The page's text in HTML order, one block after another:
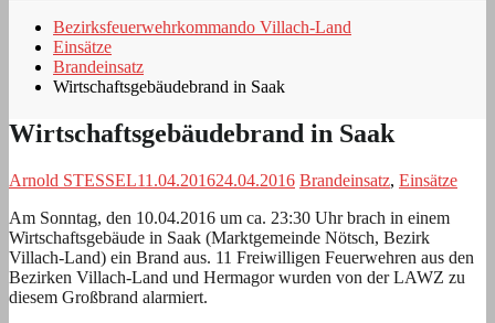
Bezirksfeuerwehrkommando Villach-Land
Einsätze
Brandeinsatz
Wirtschaftsgebäudebrand in Saak
Wirtschaftsgebäudebrand in Saak
Arnold STESSEL11.04.201624.04.2016 Brandeinsatz, Einsätze
Am Sonntag, den 10.04.2016 um ca. 23:30 Uhr brach in einem
Wirtschaftsgebäude in Saak (Marktgemeinde Nötsch, Bezirk
Villach-Land) ein Brand aus. 11 Freiwilligen Feuerwehren aus den
Bezirken Villach-Land und Hermagor wurden von der LAWZ zu
diesem Großbrand alarmiert.